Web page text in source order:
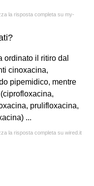
la risposta completa su my-
ordinato il ritiro dal
cinoxacina,
pipemidico, mentre
prulifloxacina,
...
la risposta completa su wired.it